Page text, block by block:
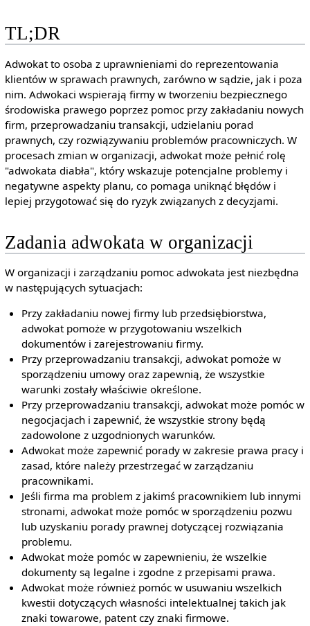
TL;DR
Adwokat to osoba z uprawnieniami do reprezentowania
klientów w sprawach prawnych, zarówno w sądzie, jak i poza
nim. Adwokaci wspierają firmy w tworzeniu bezpiecznego
środowiska prawego poprzez pomoc przy zakładaniu nowych
firm, przeprowadzaniu transakcji, udzielaniu porad
prawnych, czy rozwiązywaniu problemów pracowniczych. W
procesach zmian w organizacji, adwokat może pełnić rolę
"adwokata diabła", który wskazuje potencjalne problemy i
negatywne aspekty planu, co pomaga uniknąć błędów i
lepiej przygotować się do ryzyk związanych z decyzjami.
Zadania adwokata w organizacji
W organizacji i zarządzaniu pomoc adwokata jest niezbędna
w następujących sytuacjach:
Przy zakładaniu nowej firmy lub przedsiębiorstwa,
adwokat pomoże w przygotowaniu wszelkich
dokumentów i zarejestrowaniu firmy.
Przy przeprowadzaniu transakcji, adwokat pomoże w
sporządzeniu umowy oraz zapewnią, że wszystkie
warunki zostały właściwie określone.
Przy przeprowadzaniu transakcji, adwokat może pomóc w
negocjacjach i zapewnić, że wszystkie strony będą
zadowolone z uzgodnionych warunków.
Adwokat może zapewnić porady w zakresie prawa pracy i
zasad, które należy przestrzegać w zarządzaniu
pracownikami.
Jeśli firma ma problem z jakimś pracownikiem lub innymi
stronami, adwokat może pomóc w sporządzeniu pozwu
lub uzyskaniu porady prawnej dotyczącej rozwiązania
problemu.
Adwokat może pomóc w zapewnieniu, że wszelkie
dokumenty są legalne i zgodne z przepisami prawa.
Adwokat może również pomóc w usuwaniu wszelkich
kwestii dotyczących własności intelektualnej takich jak
znaki towarowe, patent czy znaki firmowe.